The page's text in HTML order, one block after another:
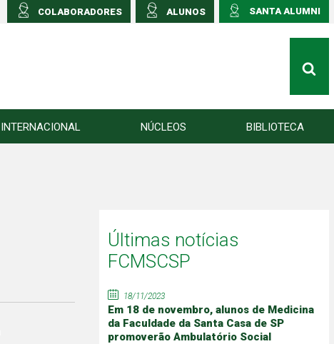
SANTA ALUMNI
ALUNOS
COLABORADORES
INTERNACIONAL NÚCLEOS BIBLIOTECA
Últimas notícias
FCMSCSP
18/11/2023
Em 18 de novembro, alunos de Medicina
da Faculdade da Santa Casa de SP
promoverão Ambulatório Social